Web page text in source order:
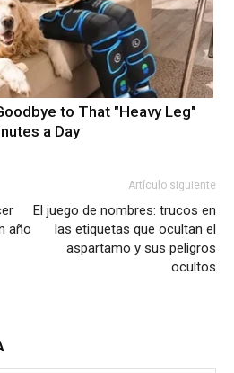
to That "Heavy Leg"
a Day
año
Artículo siguiente
El juego de nombres: trucos en
las etiquetas que ocultan el
aspartamo y sus peligros
ocultos